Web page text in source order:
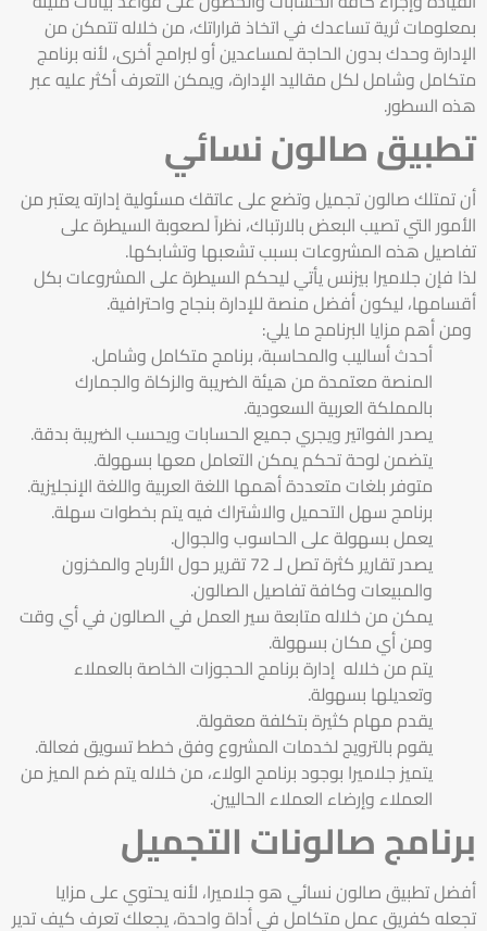
بمعلومات ثرية تساعدك في اتخاذ قراراتك، من خلاله تتمكن من
الإدارة وحدك بدون الحاجة لمساعدين أو لبرامج أخرى، لأنه برنامج
متكامل وشامل لكل مقاليد الإدارة، ويمكن التعرف أكثر عليه عبر
هذه السطور.
تطبيق صالون نسائي
أن تمتلك صالون تجميل وتضع على عاتقك مسئولية إدارته يعتبر من
الأمور التي تصيب البعض بالارتباك، نظراً لصعوبة السيطرة على
تفاصيل هذه المشروعات بسبب تشعبها وتشابكها.
لذا فإن جلاميرا بيزنس يأتي ليحكم السيطرة على المشروعات بكل
أقسامها، ليكون أفضل منصة للإدارة بنجاح واحترافية.
ومن أهم مزايا البرنامج ما يلي:
أحدث أساليب والمحاسبة، برنامج متكامل وشامل.
المنصة معتمدة من هيئة الضريبة والزكاة والجمارك
بالمملكة العربية السعودية.
يصدر الفواتير ويجري جميع الحسابات ويحسب الضريبة بدقة.
يتضمن لوحة تحكم يمكن التعامل معها بسهولة.
متوفر بلغات متعددة أهمها اللغة العربية واللغة الإنجليزية.
برنامج سهل التحميل والاشتراك فيه يتم بخطوات سهلة.
يعمل بسهولة على الحاسوب والجوال.
يصدر تقارير كثرة تصل لـ 72 تقرير حول الأرباح والمخزون
والمبيعات وكافة تفاصيل الصالون.
يمكن من خلاله متابعة سير العمل في الصالون في أي وقت
ومن أي مكان بسهولة.
يتم من خلاله إدارة برنامج الحجوزات الخاصة بالعملاء
وتعديلها بسهولة.
يقدم مهام كثيرة بتكلفة معقولة.
يقوم بالترويج لخدمات المشروع وفق خطط تسويق فعالة.
يتميز جلاميرا بوجود برنامج الولاء، من خلاله يتم ضم الميز من
العملاء وإرضاء العملاء الحاليين.
برنامج صالونات التجميل
أفضل تطبيق صالون نسائي هو جلاميرا، لأنه يحتوي على مزايا
تجعله كفريق عمل متكامل في أداة واحدة، يجعلك تعرف كيف تدير